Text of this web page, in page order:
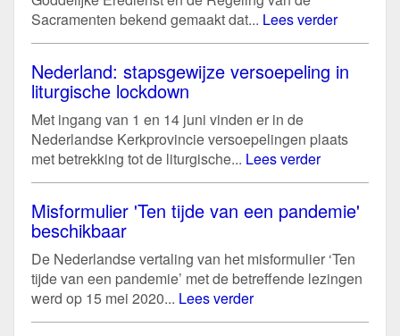
Sacramenten bekend gemaakt dat... Lees verder
Nederland: stapsgewijze versoepeling in
liturgische lockdown
Met ingang van 1 en 14 juni vinden er in de
Nederlandse Kerkprovincie versoepelingen plaats
met betrekking tot de liturgische... Lees verder
Misformulier 'Ten tijde van een pandemie'
beschikbaar
De Nederlandse vertaling van het misformulier ‘Ten
tijde van een pandemie’ met de betreffende lezingen
werd op 15 mei 2020... Lees verder